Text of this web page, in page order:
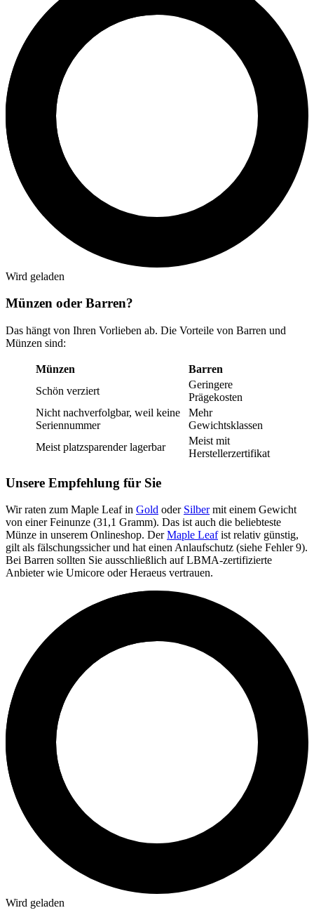
Wird geladen
Münzen oder Barren?
Das hängt von Ihren Vorlieben ab. Die Vorteile von Barren und
Münzen sind:
Münzen
Barren
Schön verziert
Geringere
Prägekosten
Nicht nachverfolgbar, weil keine
Seriennummer
Mehr
Gewichtsklassen
Meist platzsparender lagerbar
Meist mit
Herstellerzertifikat
Unsere Empfehlung für Sie
Wir raten zum Maple Leaf in Gold oder Silbermit einem Gewicht
von einer Feinunze (31,1 Gramm). Das ist auch die beliebteste
Münze in unserem Onlineshop. DerMaple Leafist relativ günstig,
gilt als fälschungssicher und hat einen Anlaufschutz (siehe Fehler 9).
Bei Barren sollten Sie ausschließlich auf LBMA-zertifizierte
Anbieter wie Umicore oder Heraeus vertrauen.
Wird geladen